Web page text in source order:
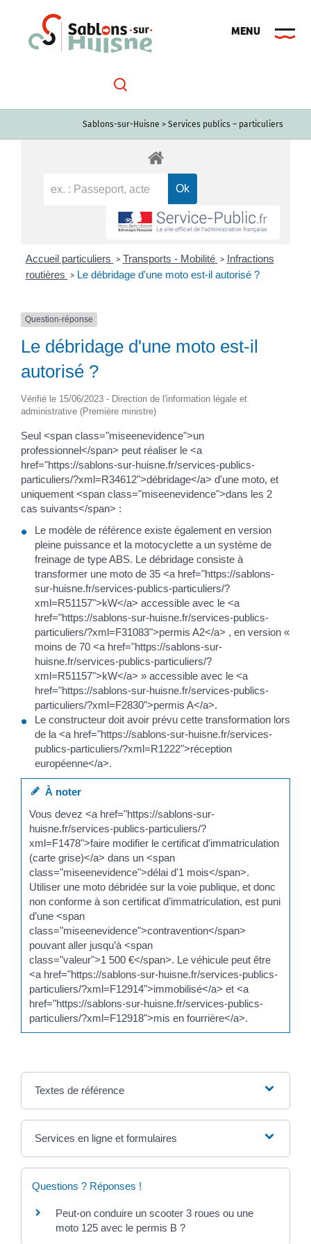
Sablons-sur-Huisne > Services publics – particuliers
Accueil particuliers > Transports - Mobilité > Infractions
routières > Le débridage d'une moto est-il autorisé ?
Question-réponse
Le débridage d'une moto est-il
autorisé ?
Vérifié le 15/06/2023 - Direction de l'information légale et
administrative (Première ministre)
Seul <span class="miseenevidence">un
professionnel</span> peut réaliser le <a
href="https://sablons-sur-huisne.fr/services-publics-
particuliers/?xml=R34612">débridage</a> d'une moto, et
uniquement <span class="miseenevidence">dans les 2
cas suivants</span> :
Le modèle de référence existe également en version
pleine puissance et la motocyclette a un système de
freinage de type ABS. Le débridage consiste à
transformer une moto de 35 <a href="https://sablons-
sur-huisne.fr/services-publics-particuliers/?
xml=R51157">kW</a> accessible avec le <a
href="https://sablons-sur-huisne.fr/services-publics-
particuliers/?xml=F31083">permis A2</a> , en version «
moins de 70 <a href="https://sablons-sur-
huisne.fr/services-publics-particuliers/?
xml=R51157">kW</a> » accessible avec le <a
href="https://sablons-sur-huisne.fr/services-publics-
particuliers/?xml=F2830">permis A</a>.
Le constructeur doit avoir prévu cette transformation lors
de la <a href="https://sablons-sur-huisne.fr/services-
publics-particuliers/?xml=R1222">réception
européenne</a>.
À noter
Vous devez <a href="https://sablons-sur-
huisne.fr/services-publics-particuliers/?
xml=F1478">faire modifier le certificat d'immatriculation
(carte grise)</a> dans un <span
class="miseenevidence">délai d'1 mois</span>.
Utiliser une moto débridée sur la voie publique, et donc
non conforme à son certificat d’immatriculation, est puni
d’une <span
class="miseenevidence">contravention</span>
pouvant aller jusqu’à <span
class="valeur">1 500 €</span>. Le véhicule peut être
<a href="https://sablons-sur-huisne.fr/services-publics-
particuliers/?xml=F12914">immobilisé</a> et <a
href="https://sablons-sur-huisne.fr/services-publics-
particuliers/?xml=F12918">mis en fourrière</a>.
Textes de référence
Services en ligne et formulaires
Questions ? Réponses !
Peut-on conduire un scooter 3 roues ou une
moto 125 avec le permis B ?